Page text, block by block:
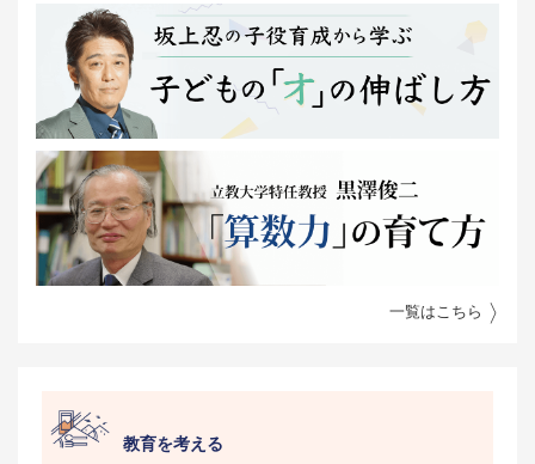
一覧はこちら
教育を考える